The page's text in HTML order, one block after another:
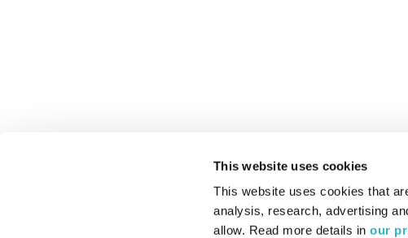
This website uses cookies
This website uses cookies that
analysis, research, advertising
allow. Read more details in our